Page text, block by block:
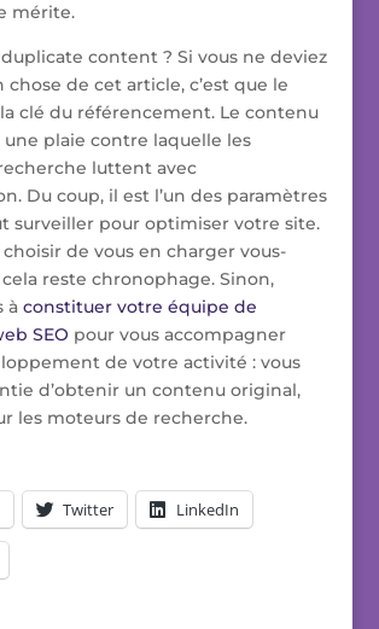
mérite.
duplicate content ? Si vous ne deviez
chose de cet article, c’est que le
clé du référencement. Le contenu
plaie contre laquelle les
luttent avec
Du coup, il est l’un des paramètres
surveiller pour optimiser votre site.
choisir de vous en charger vous-
reste chronophage. Sinon,
à constituer votre équipe de
SEO pour vous accompagner
de votre activité : vous
d’obtenir un contenu original,
les moteurs de recherche.
Twitter LinkedIn